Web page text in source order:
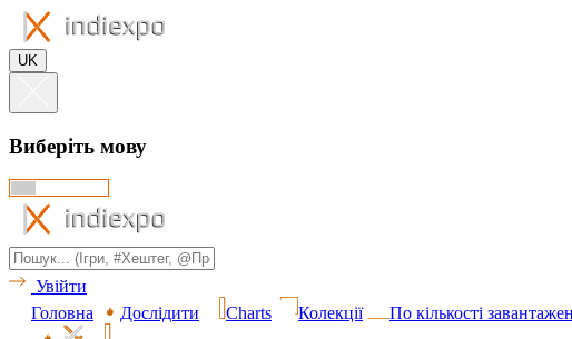
UK
Виберіть мову
Увійти
Головна
Дослідити Charts Колекції По кількості